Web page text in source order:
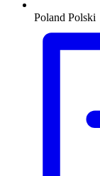
Poland Polski